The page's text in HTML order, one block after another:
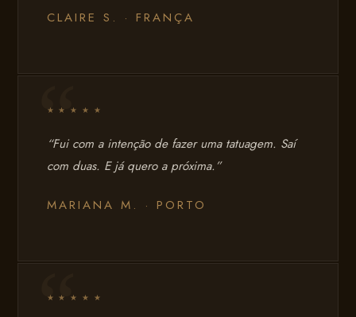
CLAIRE S. · FRANÇA
★ ★ ★ ★ ★
“Fui com a intenção de fazer uma tatuagem. Saí
com duas. E já quero a próxima.”
MARIANA M. · PORTO
★ ★ ★ ★ ★